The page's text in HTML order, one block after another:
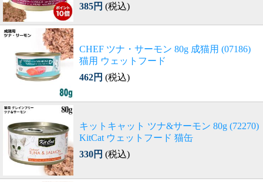
385円 (税込)
CHEF ツナ・サーモン 80g 成猫用 (07186)
猫用 ウェットフード
462円 (税込)
キットキャット ツナ&サーモン 80g (72270)
KitCat ウェットフード 猫缶
330円 (税込)